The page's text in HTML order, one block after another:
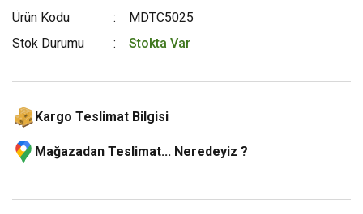
Ürün Kodu
MDTC5025
Stok Durumu
Stokta Var
Kargo Teslimat Bilgisi
Mağazadan Teslimat... Neredeyiz ?